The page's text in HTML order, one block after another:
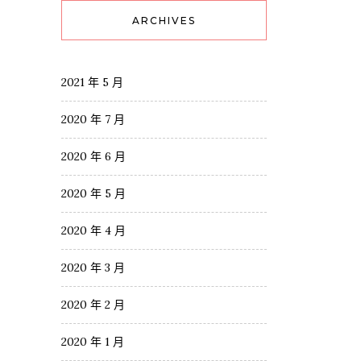
ARCHIVES
2021 年 5 月
2020 年 7 月
2020 年 6 月
2020 年 5 月
2020 年 4 月
2020 年 3 月
2020 年 2 月
2020 年 1 月